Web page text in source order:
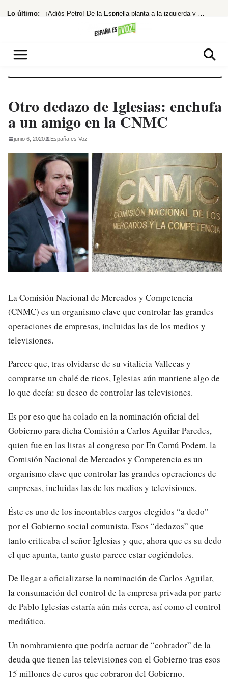
al Lo último: ¡Adiós Petro! De la Espriella planta a la izquierda y se prepara para gobernar
«Los polos opuestos no se atraen, y menos si uno es de ahí»
Otro dedazo de Iglesias: enchufa
a un amigo en la CNMC
junio 6, 2020 España es Voz
La Comisión Nacional de Mercados y Competencia
(CNMC) es un organismo clave que controlar las grandes
operaciones de empresas, incluidas las de los medios y
televisiones.
Parece que, tras olvidarse de su vitalicia Vallecas y
comprarse un chalé de ricos, Iglesias aún mantiene algo de
lo que decía: su deseo de controlar las televisiones.
Es por eso que ha colado en la nominación oficial del
Gobierno para dicha Comisión a Carlos Aguilar Paredes,
quien fue en las listas al congreso por En Comú Podem. la
Comisión Nacional de Mercados y Competencia es un
organismo clave que controlar las grandes operaciones de
empresas, incluidas las de los medios y televisiones.
Éste es uno de los incontables cargos elegidos “a dedo”
por el Gobierno social comunista. Esos “dedazos” que
tanto criticaba el señor Iglesias y que, ahora que es su dedo
el que apunta, tanto gusto parece estar cogiéndoles.
De llegar a oficializarse la nominación de Carlos Aguilar,
la consumación del control de la empresa privada por parte
de Pablo Iglesias estaría aún más cerca, así como el control
mediático.
Un nombramiento que podría actuar de “cobrador” de la
deuda que tienen las televisiones con el Gobierno tras esos
15 millones de euros que cobraron del Gobierno.